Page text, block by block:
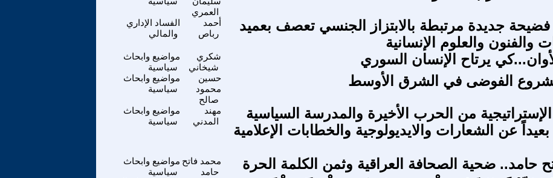
العمري
الفساد الإداري
والمالي
أحمد
رباص
جديدة مرتبطة بالابتزاز الجنسي تعصف بعميد
والفنون والعلوم الإنسانية
مواضيع وابحاث
سياسية
شكري
شيخاني
يرتاح الإنسان السوري
مواضيع وابحاث
سياسية
حسين
محمود
صالح
الفوضى في الشرق الأوسط
مواضيع وابحاث
سياسية
مهند
المدني
من الحرب الأخيرة والمدرسة السياسية
بعيداً عن الشعارات والايديولوجية والخطابات الإعلامية
مواضيع وابحاث
سياسية
محمد فاتح
حامد
حامد.. ضحية الصحافة العراقية وثمن الكلمة الحرة